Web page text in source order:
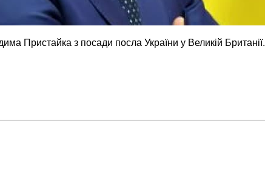
Пристайка з посади посла України у Великій Британії.